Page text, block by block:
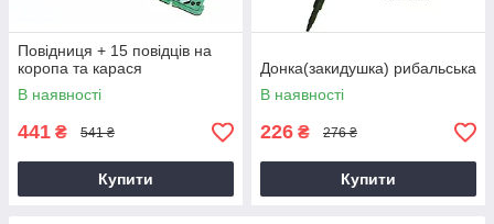
Повідниця + 15 повідців на
коропа та карася
В наявності
441 ₴ 541 ₴
Купити
Донка(закидушка) рибальська
В наявності
226 ₴ 276 ₴
Купити